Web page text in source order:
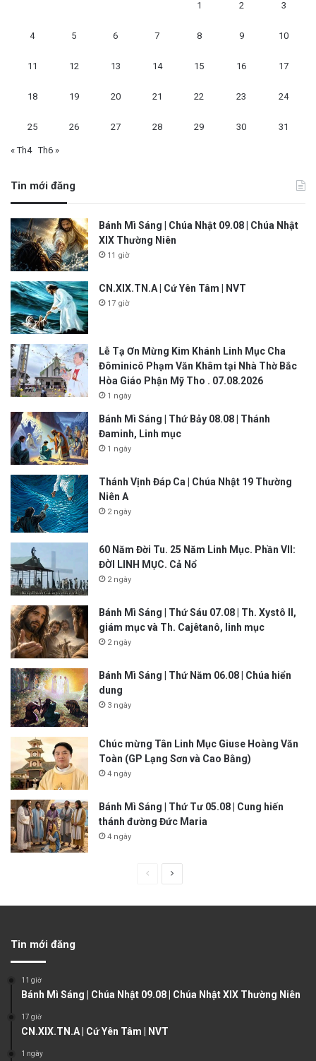
1 2 3
4 5 6 7 8 9 10
11 12 13 14 15 16 17
18 19 20 21 22 23 24
25 26 27 28 29 30 31
« Th4 Th6 »
Tin mới đăng
Bánh Mì Sáng | Chúa Nhật 09.08 | Chúa Nhật
XIX Thường Niên
11 giờ
CN.XIX.TN.A | Cứ Yên Tâm | NVT
17 giờ
Lễ Tạ Ơn Mừng Kim Khánh Linh Mục Cha
Đôminicô Phạm Văn Khâm tại Nhà Thờ Bắc
Hòa Giáo Phận Mỹ Tho . 07.08.2026
1 ngày
Bánh Mì Sáng | Thứ Bảy 08.08 | Thánh
Đaminh, Linh mục
1 ngày
Thánh Vịnh Đáp Ca | Chúa Nhật 19 Thường
Niên A
2 ngày
60 Năm Đời Tu. 25 Năm Linh Mục. Phần VII:
ĐỜI LINH MỤC. Cả Nổ
2 ngày
Bánh Mì Sáng | Thứ Sáu 07.08 | Th. Xystô II,
giám mục và Th. Cajêtanô, linh mục
2 ngày
Bánh Mì Sáng | Thứ Năm 06.08 | Chúa hiển
dung
3 ngày
Chúc mừng Tân Linh Mục Giuse Hoàng Văn
Toàn (GP Lạng Sơn và Cao Bằng)
4 ngày
Bánh Mì Sáng | Thứ Tư 05.08 | Cung hiến
thánh đường Đức Maria
4 ngày
u
p
g
Tin mới đăng
11 giờ
Bánh Mì Sáng | Chúa Nhật 09.08 | Chúa Nhật XIX Thường Niên
17 giờ
CN.XIX.TN.A | Cứ Yên Tâm | NVT
1 ngày